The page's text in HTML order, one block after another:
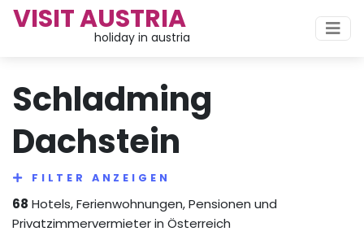
VISIT AUSTRIA
holiday in austria
Schladming
Dachstein
FILTER ANZEIGEN
68 Hotels, Ferienwohnungen, Pensionen und
Privatzimmervermieter in Österreich